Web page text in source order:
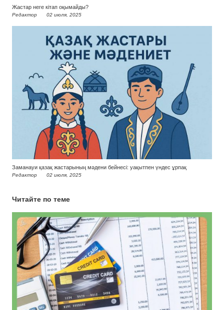
Жастар неге кітап оқымайды?
Редактор 02 июля, 2025
Заманауи қазақ жастарының мәдени бейнесі: уақытпен үндес ұрпақ
Редактор 02 июля, 2025
Читайте по теме